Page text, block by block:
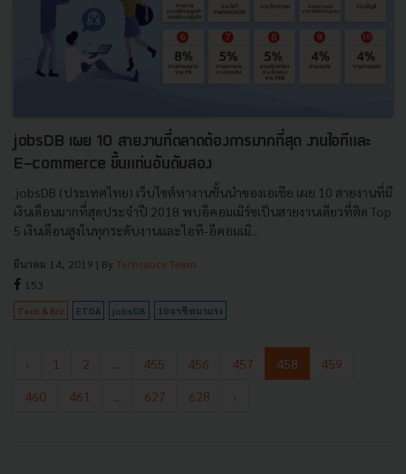
jobsDB เผย 10 สายงานที่ตลาดต้องการมากที่สุด งานไอทีและ
E-commerce ขึ้นแท่นอันดับสอง
jobsDB (ประเทศไทย) เว็บไซต์หางานชั้นนำของเอเชีย เผย 10 สายงานที่มี
เงินเดือนมากที่สุดประจำปี 2018 พบอีคอมเมิร์ซเป็นสายงานเดียวที่ติด Top
5 เงินเดือนสูงในทุกระดับงานและไอที-อีคอมเมิ...
มีนาคม 14, 2019 | By Techsauce Team
153
Tech & Biz ETDA jobsDB 10 อาชีพมาแรง
‹ 1 2 455 456 457 458
459
460
461 627 628 ›